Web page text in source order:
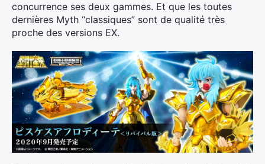
concurrence ses deux gammes. Et que les toutes
dernières Myth “classiques” sont de qualité très
proche des versions EX.